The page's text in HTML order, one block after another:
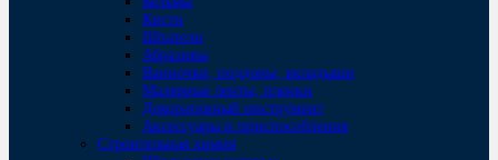
Кисти
Шпатели
Абразивы
Ванночки, поддоны, вкладыши
Малярные ленты, пленки
Декоративный инструмент
Аксессуары и приспособления
Строительная химия